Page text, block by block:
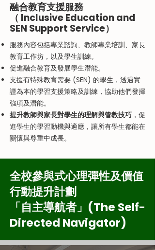
融合教育支援服務
（ Inclusive Education and
SEN Support Service）
服務內容包括專業諮詢、教師專業培訓、家長
教育工作坊，以及學生訓練。
促進融合教育及發展學生潛能。
支援有特殊教育需要 (SEN) 的學生，透過實
證為本的學習支援策略及訓練，協助他們發揮
強項及潛能。
提升教師與家長對學生的理解與管教技巧 ，促
進學生的學習動機與適應，讓所有學生都能在
關懷與尊重中成長。
全校參與式心理彈性及價值
行動提升計劃
「自主導航者」(The Self-
Directed Navigator)